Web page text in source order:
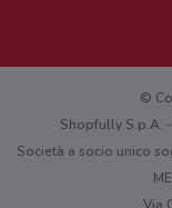
Hai un
©
Shopfully S.p.A. -
Società a socio unico
Via